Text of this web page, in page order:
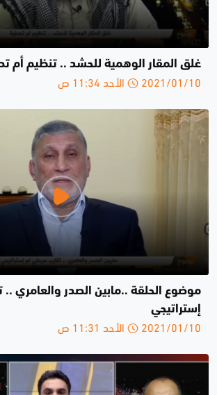
غلق المقار الوهمية للحشد .. تنظيم أم
2021/01/10 الأحد 11:34 ص
موضوع الحلقة ..مابين الصدر والعامري ..
إستراتيجي
2021/01/10 الأحد 11:31 ص